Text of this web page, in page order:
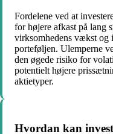
Fordelene ved at
for højere afkast på lang
virksomhedens vækst og
porteføljen. Ulemperne
den øgede risiko for
potentielt højere
aktietyper.
Hvordan kan